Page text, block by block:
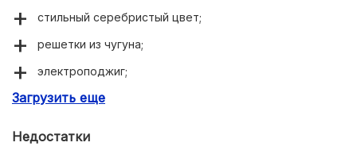
стильный серебристый цвет;
решетки из чугуна;
электроподжиг;
газ-контроль в духовом шкафе;
Загрузить еще
Недостатки